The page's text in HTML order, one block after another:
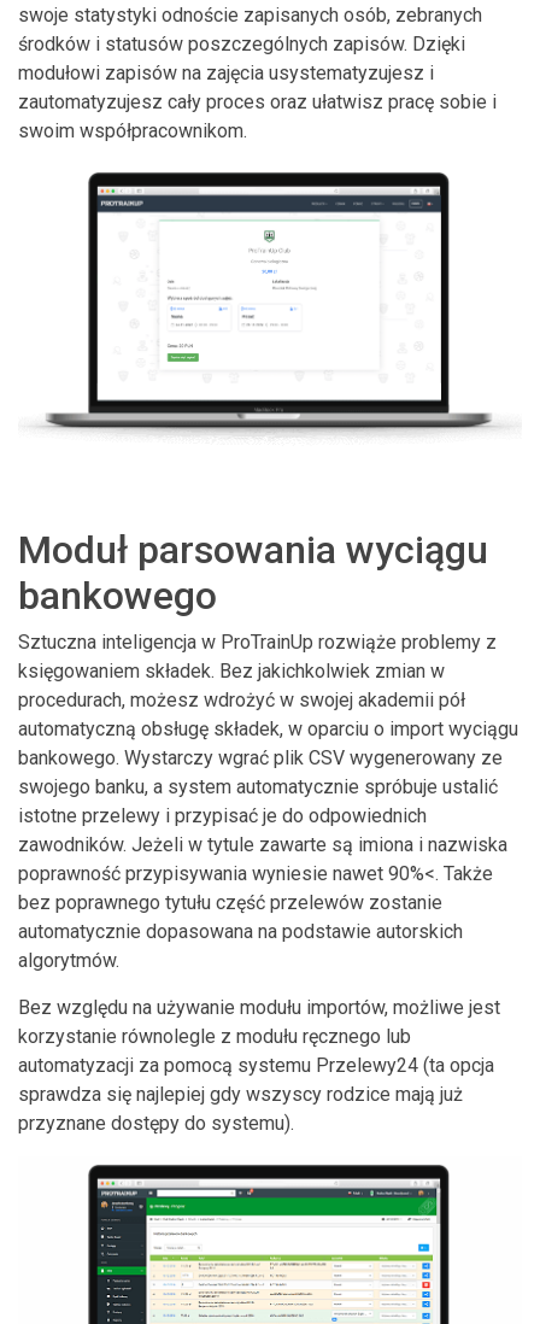
swoje statystyki odnoście zapisanych osób, zebranych
środków i statusów poszczególnych zapisów. Dzięki
modułowi zapisów na zajęcia usystematyzujesz i
zautomatyzujesz cały proces oraz ułatwisz pracę sobie i
swoim współpracownikom.
Moduł parsowania wyciągu
bankowego
Sztuczna inteligencja w ProTrainUp rozwiąże problemy z
księgowaniem składek. Bez jakichkolwiek zmian w
procedurach, możesz wdrożyć w swojej akademii pół
automatyczną obsługę składek, w oparciu o import wyciągu
bankowego. Wystarczy wgrać plik CSV wygenerowany ze
swojego banku, a system automatycznie spróbuje ustalić
istotne przelewy i przypisać je do odpowiednich
zawodników. Jeżeli w tytule zawarte są imiona i nazwiska
poprawność przypisywania wyniesie nawet 90%<. Także
bez poprawnego tytułu część przelewów zostanie
automatycznie dopasowana na podstawie autorskich
algorytmów.
Bez względu na używanie modułu importów, możliwe jest
korzystanie równolegle z modułu ręcznego lub
automatyzacji za pomocą systemu Przelewy24 (ta opcja
sprawdza się najlepiej gdy wszyscy rodzice mają już
przyznane dostępy do systemu).